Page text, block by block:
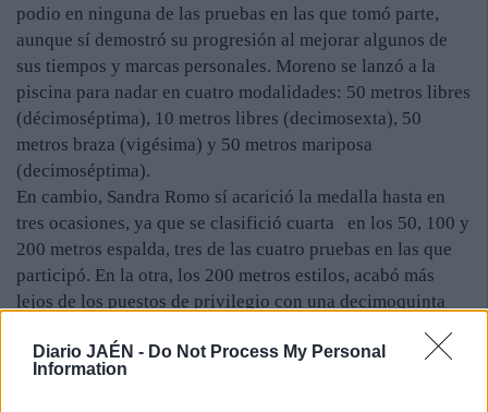
Diario JAÉN - Do Not Process My Personal
Information
podio en ninguna de las pruebas en las que tomó parte,
aunque sí demostró su progresión al mejorar algunos de
sus tiempos y marcas personales. Moreno se lanzó a la
piscina para nadar en cuatro modalidades: 50 metros libres
(décimoséptima), 10 metros libres (decimosexta), 50
metros braza (vigésima) y 50 metros mariposa
(decimoséptima).
En cambio, Sandra Romo sí acarició la medalla hasta en
tres ocasiones, ya que se clasifició cuarta en los 50, 100 y
200 metros espalda, tres de las cuatro pruebas en las que
participó. En la otra, los 200 metros estilos, acabó más
lejos de los puestos de privilegio con una decimoquinta
Con estos resultados, el Club Natación Linares logró el
octavo puesto en la clasificación por equipos en la